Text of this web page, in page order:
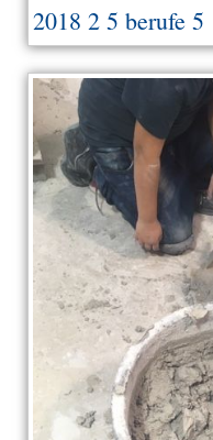
2018 2 5 berufe 5